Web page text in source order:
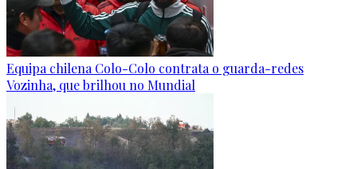
Equipa chilena Colo-Colo contrata o guarda-redes
Vozinha, que brilhou no Mundial